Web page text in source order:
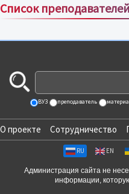
Список
ВУЗ преподаватель
О проекте Сотрудничество
RU EN
Администрация сайта не
информации,